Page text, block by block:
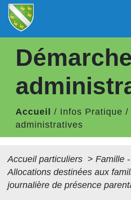
Accueil / Infos Pratique /
administratives
Accueil particuliers > Famille
Allocations destinées aux
journalière de présence